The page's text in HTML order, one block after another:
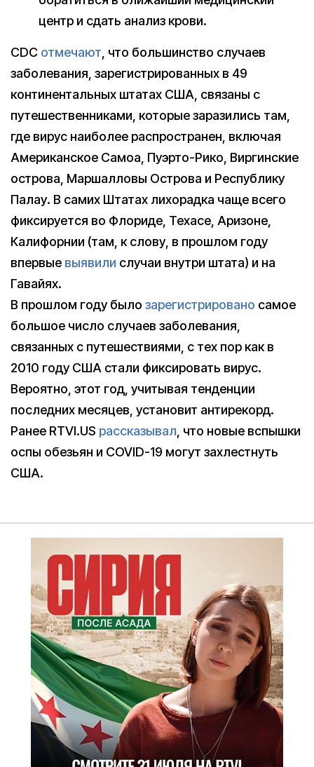
центр и сдать анализ крови.
СDC отмечают, что большинство случаев
заболевания, зарегистрированных в 49
континентальных штатах США, связаны с
путешественниками, которые заразились там,
где вирус наиболее распространен, включая
Американское Самоа, Пуэрто-Рико, Виргинские
острова, Маршалловы Острова и Республику
Палау. В самих Штатах лихорадка чаще всего
фиксируется во Флориде, Техасе, Аризоне,
Калифорнии (там, к слову, в прошлом году
впервые выявили случаи внутри штата) и на
Гавайях.
В прошлом году было зарегистрировано самое
большое число случаев заболевания,
связанных с путешествиями, с тех пор как в
2010 году США стали фиксировать вирус.
Вероятно, этот год, учитывая тенденции
последних месяцев, установит антирекорд.
Ранее RTVI.US рассказывал, что новые вспышки
оспы обезьян и COVID-19 могут захлестнуть
США.